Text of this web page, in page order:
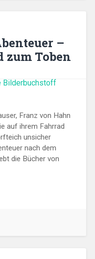
–
zum Toben
Franz von Hahn
auf ihrem Fahrrad
unsicher
nach dem
die Bücher von